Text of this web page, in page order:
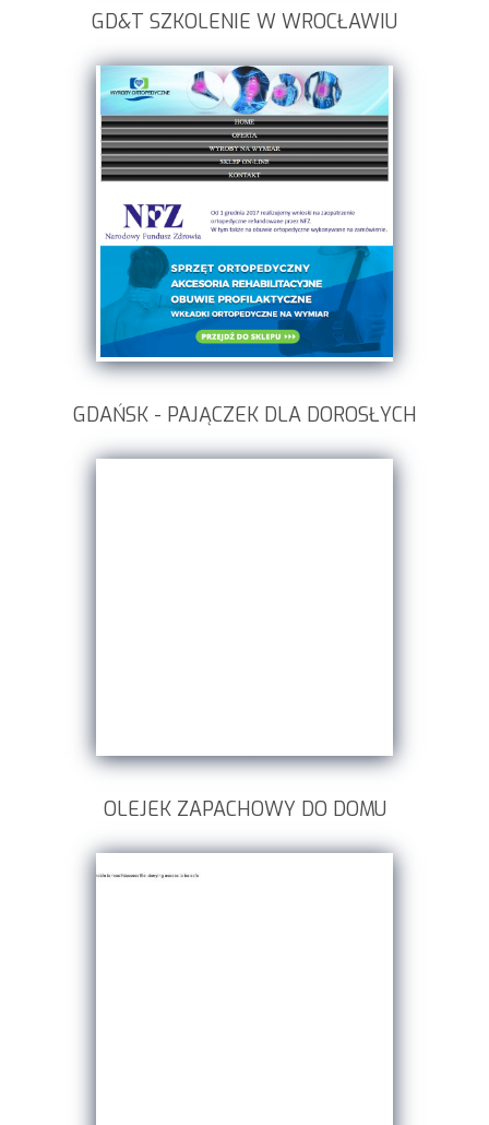
GD&T SZKOLENIE W WROCŁAWIU
GDAŃSK - PAJĄCZEK DLA DOROSŁYCH
OLEJEK ZAPACHOWY DO DOMU